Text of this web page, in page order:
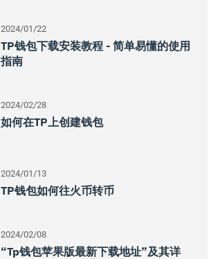
2024/01/22
TP钱包下载安装教程 - 简单易懂的使用
指南
2024/02/28
如何在TP上创建钱包
2024/01/13
TP钱包如何往火币转币
2024/02/08
“Tp钱包苹果版最新下载地址”及其详